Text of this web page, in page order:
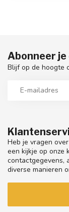
Heb je vragen
een kijkje op onze
contactgegevens,
diverse manieren
Abonneer
Blijf op de hoogte